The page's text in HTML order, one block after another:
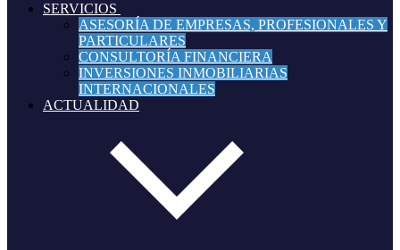
SERVICIOS
ASESORÍA DE EMPRESAS, PROFESIONALES Y
PARTICULARES
CONSULTORÍA FINANCIERA
INVERSIONES INMOBILIARIAS
INTERNACIONALES
ACTUALIDAD